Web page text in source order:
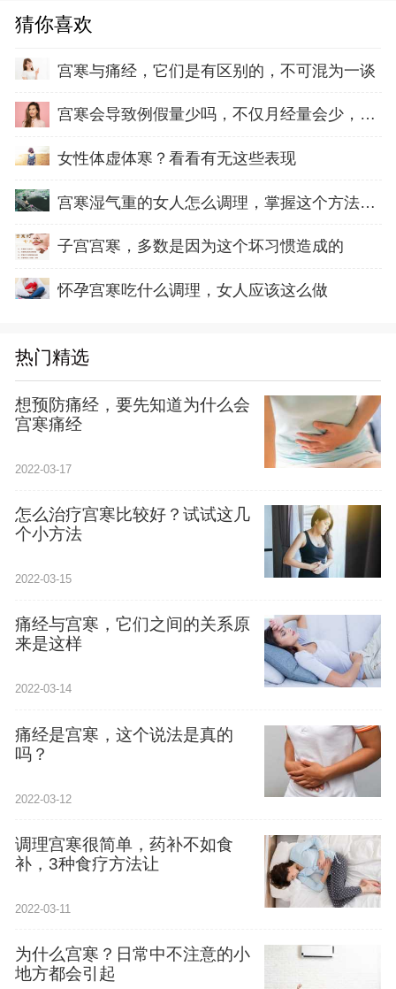
猜你喜欢
宫寒与痛经，它们是有区别的，不可混为一谈
宫寒会导致例假量少吗，不仅月经量会少，还会
女性体虚体寒？看看有无这些表现
宫寒湿气重的女人怎么调理，掌握这个方法就容
子宫宫寒，多数是因为这个坏习惯造成的
怀孕宫寒吃什么调理，女人应该这么做
热门精选
想预防痛经，要先知道为什么会
宫寒痛经
2022-03-17
怎么治疗宫寒比较好？试试这几
个小方法
2022-03-15
痛经与宫寒，它们之间的关系原
来是这样
2022-03-14
痛经是宫寒，这个说法是真的
吗？
2022-03-12
调理宫寒很简单，药补不如食
补，3种食疗方法让
2022-03-11
为什么宫寒？日常中不注意的小
地方都会引起